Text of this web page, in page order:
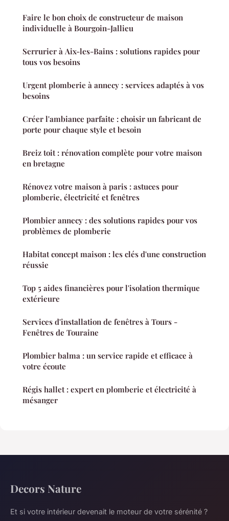
Faire le bon choix de constructeur de maison
individuelle à Bourgoin-Jallieu
Serrurier à Aix-les-Bains : solutions rapides pour
tous vos besoins
Urgent plomberie à annecy : services adaptés à vos
besoins
Créer l'ambiance parfaite : choisir un fabricant de
porte pour chaque style et besoin
Breiz toit : rénovation complète pour votre maison
en bretagne
Rénovez votre maison à paris : astuces pour
plomberie, électricité et fenêtres
Plombier annecy : des solutions rapides pour vos
problèmes de plomberie
Habitat concept maison : les clés d'une construction
réussie
Top 5 aides financières pour l'isolation thermique
extérieure
Services d'installation de fenêtres à Tours -
Fenêtres de Touraine
Plombier balma : un service rapide et efficace à
votre écoute
Régis hallet : expert en plomberie et électricité à
mésanger
Decors Nature
Et si votre intérieur devenait le moteur de votre sérénité ?